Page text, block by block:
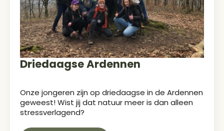
Driedaagse Ardennen
Onze jongeren zijn op driedaagse in de Ardennen
geweest! Wist jij dat natuur meer is dan alleen
stressverlagend?